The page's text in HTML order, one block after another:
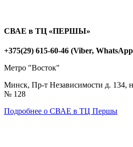
СВАЕ в ТЦ «ПЕРШЫ»
+375(29) 615-60-46 (Viber,
Метро "Восток"
Минск, Пр-т Независимости д. 134,
№ 128
Подробнее о СВАЕ в ТЦ Першы